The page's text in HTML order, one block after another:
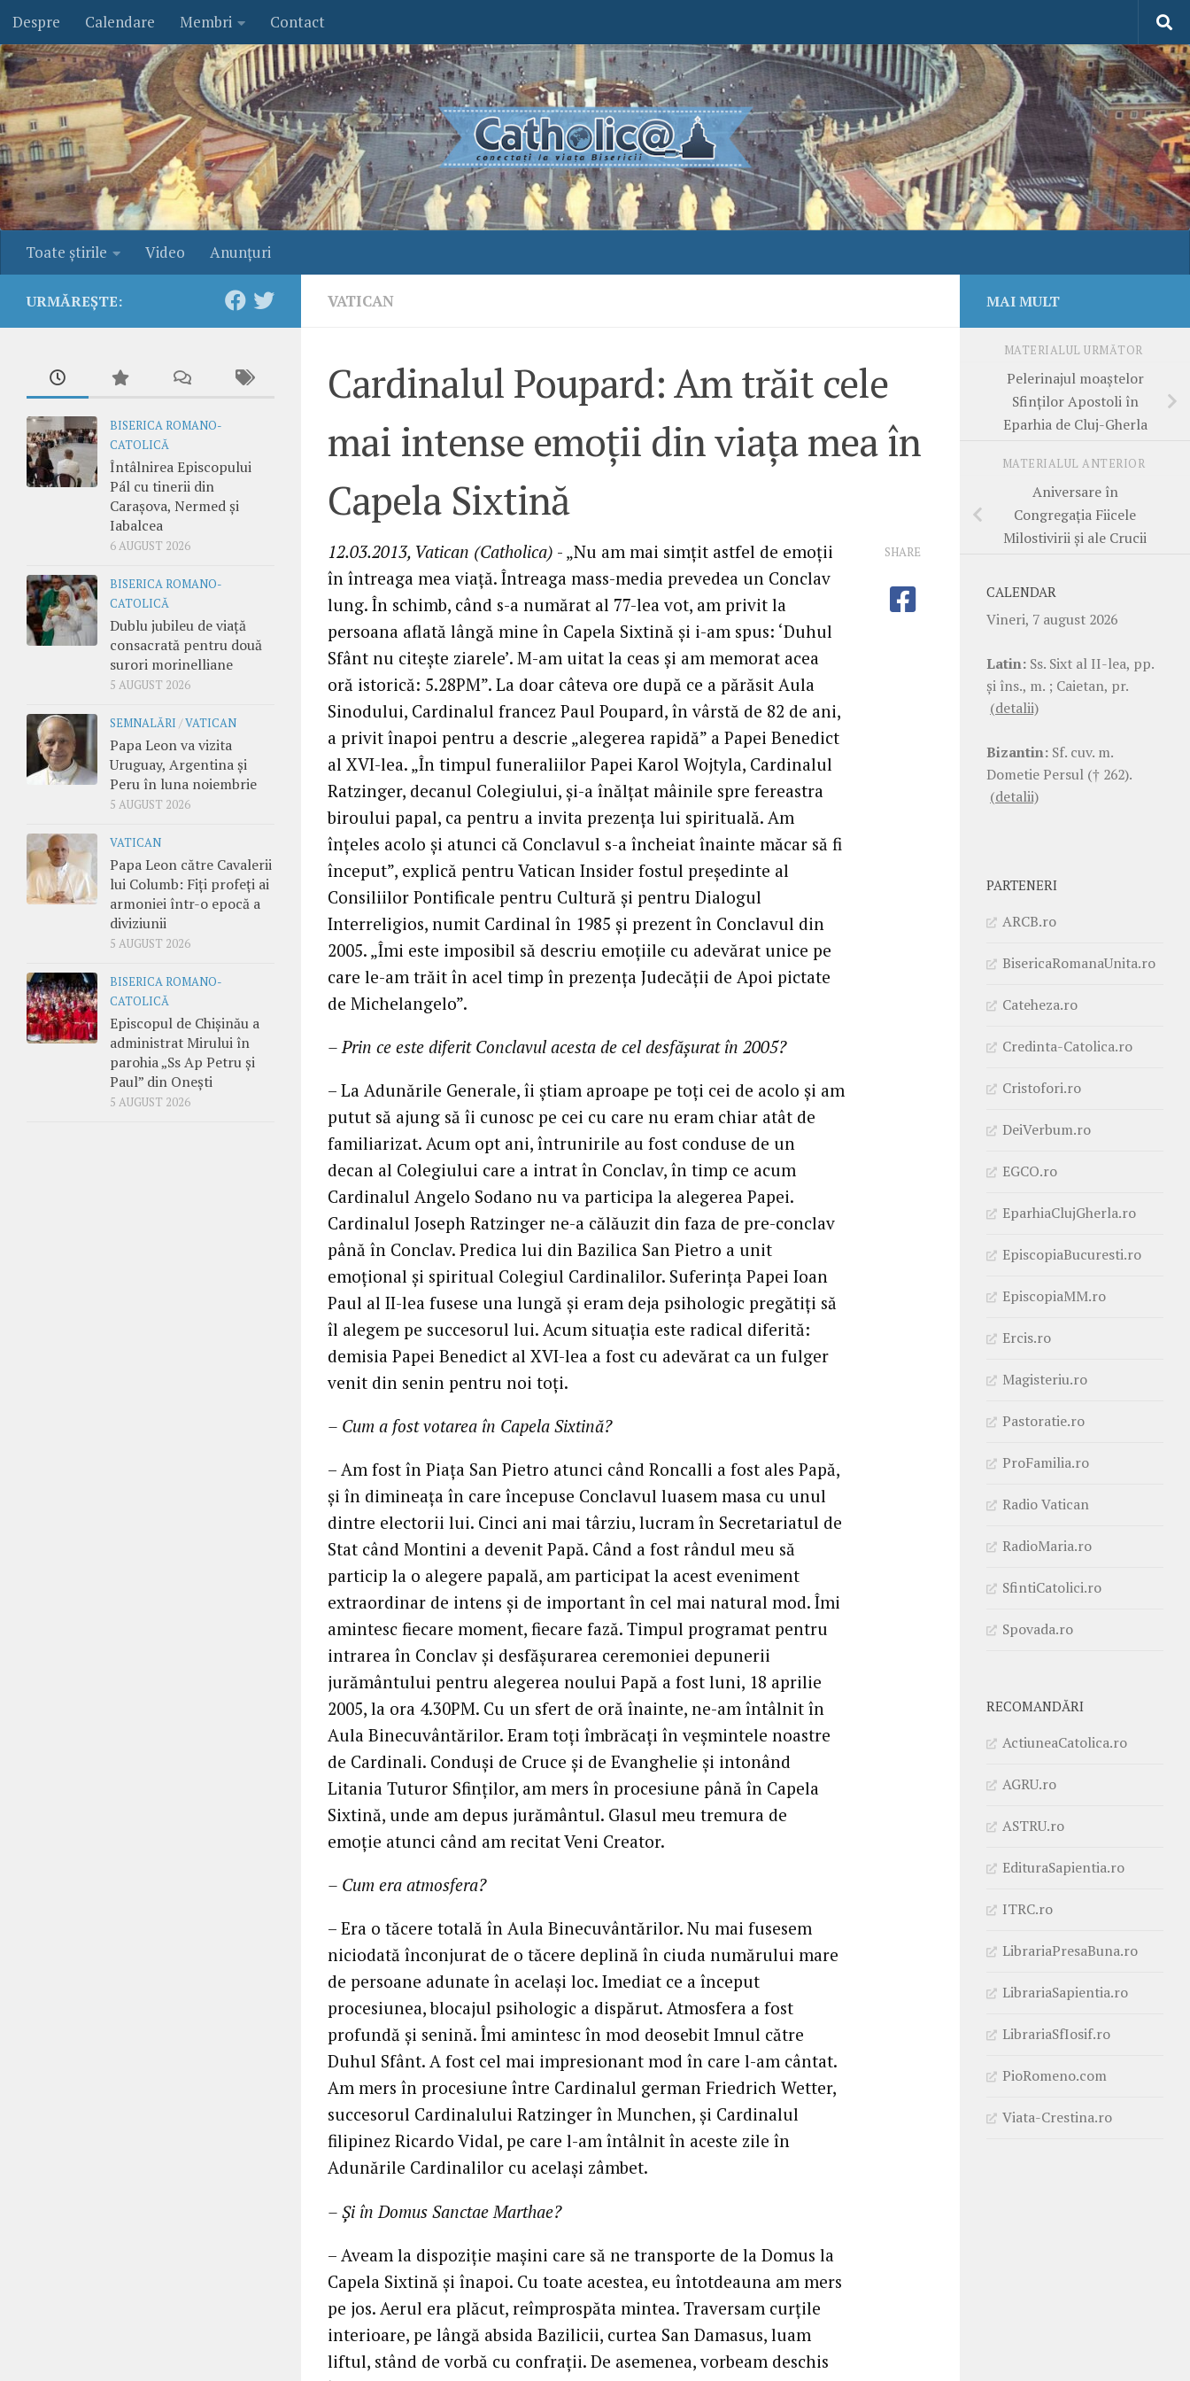
Skip to content
Despre Calendare Membri Contact
Toate ştirile Video Anunţuri
VATICAN
Cardinalul Poupard: Am trăit cele
mai intense emoţii din viaţa mea în
Capela Sixtină
12.03.2013, Vatican (Catholica) - „Nu am mai simţit astfel de emoţii
în întreaga mea viaţă. Întreaga mass-media prevedea un Conclav
lung. În schimb, când s-a numărat al 77-lea vot, am privit la
persoana aflată lângă mine în Capela Sixtină şi i-am spus: ‘Duhul
Sfânt nu citeşte ziarele’. M-am uitat la ceas şi am memorat acea
oră istorică: 5.28PM”. La doar câteva ore după ce a părăsit Aula
Sinodului, Cardinalul francez Paul Poupard, în vârstă de 82 de ani,
a privit înapoi pentru a descrie „alegerea rapidă” a Papei Benedict
al XVI-lea. „În timpul funeraliilor Papei Karol Wojtyla, Cardinalul
Ratzinger, decanul Colegiului, şi-a înălţat mâinile spre fereastra
biroului papal, ca pentru a invita prezenţa lui spirituală. Am
înţeles acolo şi atunci că Conclavul s-a încheiat înainte măcar să fi
început”, explică pentru Vatican Insider fostul preşedinte al
Consiliilor Pontificale pentru Cultură şi pentru Dialogul
Interreligios, numit Cardinal în 1985 şi prezent în Conclavul din
2005. „Îmi este imposibil să descriu emoţiile cu adevărat unice pe
care le-am trăit în acel timp în prezenţa Judecăţii de Apoi pictate
de Michelangelo”.
– Prin ce este diferit Conclavul acesta de cel desfăşurat în 2005?
– La Adunările Generale, îi ştiam aproape pe toţi cei de acolo şi am
putut să ajung să îi cunosc pe cei cu care nu eram chiar atât de
familiarizat. Acum opt ani, întrunirile au fost conduse de un
decan al Colegiului care a intrat în Conclav, în timp ce acum
Cardinalul Angelo Sodano nu va participa la alegerea Papei.
Cardinalul Joseph Ratzinger ne-a călăuzit din faza de pre-conclav
până în Conclav. Predica lui din Bazilica San Pietro a unit
emoţional şi spiritual Colegiul Cardinalilor. Suferinţa Papei Ioan
Paul al II-lea fusese una lungă şi eram deja psihologic pregătiţi să
îl alegem pe succesorul lui. Acum situaţia este radical diferită:
demisia Papei Benedict al XVI-lea a fost cu adevărat ca un fulger
venit din senin pentru noi toţi.
– Cum a fost votarea în Capela Sixtină?
– Am fost în Piaţa San Pietro atunci când Roncalli a fost ales Papă,
şi în dimineaţa în care începuse Conclavul luasem masa cu unul
dintre electorii lui. Cinci ani mai târziu, lucram în Secretariatul de
Stat când Montini a devenit Papă. Când a fost rândul meu să
particip la o alegere papală, am participat la acest eveniment
extraordinar de intens şi de important în cel mai natural mod. Îmi
amintesc fiecare moment, fiecare fază. Timpul programat pentru
intrarea în Conclav şi desfăşurarea ceremoniei depunerii
jurământului pentru alegerea noului Papă a fost luni, 18 aprilie
2005, la ora 4.30PM. Cu un sfert de oră înainte, ne-am întâlnit în
Aula Binecuvântărilor. Eram toţi îmbrăcaţi în veşmintele noastre
de Cardinali. Conduşi de Cruce şi de Evanghelie şi intonând
Litania Tuturor Sfinţilor, am mers în procesiune până în Capela
Sixtină, unde am depus jurământul. Glasul meu tremura de
emoţie atunci când am recitat Veni Creator.
– Cum era atmosfera?
– Era o tăcere totală în Aula Binecuvântărilor. Nu mai fusesem
niciodată înconjurat de o tăcere deplină în ciuda numărului mare
de persoane adunate în acelaşi loc. Imediat ce a început
procesiunea, blocajul psihologic a dispărut. Atmosfera a fost
profundă şi senină. Îmi amintesc în mod deosebit Imnul către
Duhul Sfânt. A fost cel mai impresionant mod în care l-am cântat.
Am mers în procesiune între Cardinalul german Friedrich Wetter,
succesorul Cardinalului Ratzinger în Munchen, şi Cardinalul
filipinez Ricardo Vidal, pe care l-am întâlnit în aceste zile în
Adunările Cardinalilor cu acelaşi zâmbet.
– Şi în Domus Sanctae Marthae?
– Aveam la dispoziţie maşini care să ne transporte de la Domus la
Capela Sixtină şi înapoi. Cu toate acestea, eu întotdeauna am mers
pe jos. Aerul era plăcut, reîmprospăta mintea. Traversam curţile
interioare, pe lângă absida Bazilicii, curtea San Damasus, luam
liftul, stând de vorbă cu confraţii. De asemenea, vorbeam deschis
SHARE
URMĂREȘTE:
BISERICA ROMANO-
CATOLICĂ
Întâlnirea Episcopului
Pál cu tinerii din
Carașova, Nermed și
Iabalcea
6 AUGUST 2026
BISERICA ROMANO-
CATOLICĂ
Dublu jubileu de viață
consacrată pentru două
surori morinelliane
5 AUGUST 2026
SEMNALĂRI /VATICAN
Papa Leon va vizita
Uruguay, Argentina și
Peru în luna noiembrie
5 AUGUST 2026
VATICAN
Papa Leon către Cavalerii
lui Columb: Fiți profeți ai
armoniei într-o epocă a
diviziunii
5 AUGUST 2026
BISERICA ROMANO-
CATOLICĂ
Episcopul de Chișinău a
administrat Mirului în
parohia „Ss Ap Petru și
Paul” din Onești
5 AUGUST 2026
MAI MULT
MATERIALUL URMĂTOR
Pelerinajul moaştelor
Sfinţilor Apostoli în
Eparhia de Cluj-Gherla
MATERIALUL ANTERIOR
Aniversare în
Congregaţia Fiicele
Milostivirii şi ale Crucii
CALENDAR
Vineri, 7 august 2026
Latin: Ss. Sixt al II-lea, pp.
şi îns., m. ; Caietan, pr.
(detalii)
Bizantin: Sf. cuv. m.
Dometie Persul († 262).
(detalii)
PARTENERI
ARCB.ro
BisericaRomanaUnita.ro
Cateheza.ro
Credinta-Catolica.ro
Cristofori.ro
DeiVerbum.ro
EGCO.ro
EparhiaClujGherla.ro
EpiscopiaBucuresti.ro
EpiscopiaMM.ro
Ercis.ro
Magisteriu.ro
Pastoratie.ro
ProFamilia.ro
Radio Vatican
RadioMaria.ro
SfintiCatolici.ro
Spovada.ro
RECOMANDĂRI
ActiuneaCatolica.ro
AGRU.ro
ASTRU.ro
EdituraSapientia.ro
ITRC.ro
LibrariaPresaBuna.ro
LibrariaSapientia.ro
LibrariaSfIosif.ro
PioRomeno.com
Viata-Crestina.ro